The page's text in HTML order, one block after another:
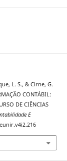
L. S., & Cirne, G.
CONTÁBIL:
DE CIÊNCIAS
E